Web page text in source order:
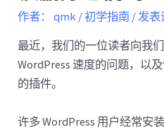
作者： qmk /初学指南 /发表
最近，我们的一位读者向我
WordPress 速度的问题，以
的插件。
许多 WordPress 用户经常安